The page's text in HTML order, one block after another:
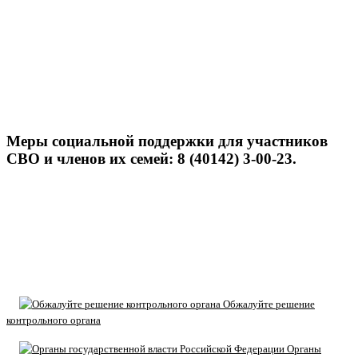
Меры социальной поддержки для участников
СВО и членов их семей: 8 (40142) 3-00-23.
Обжалуйте решение
контрольного органа
Органы